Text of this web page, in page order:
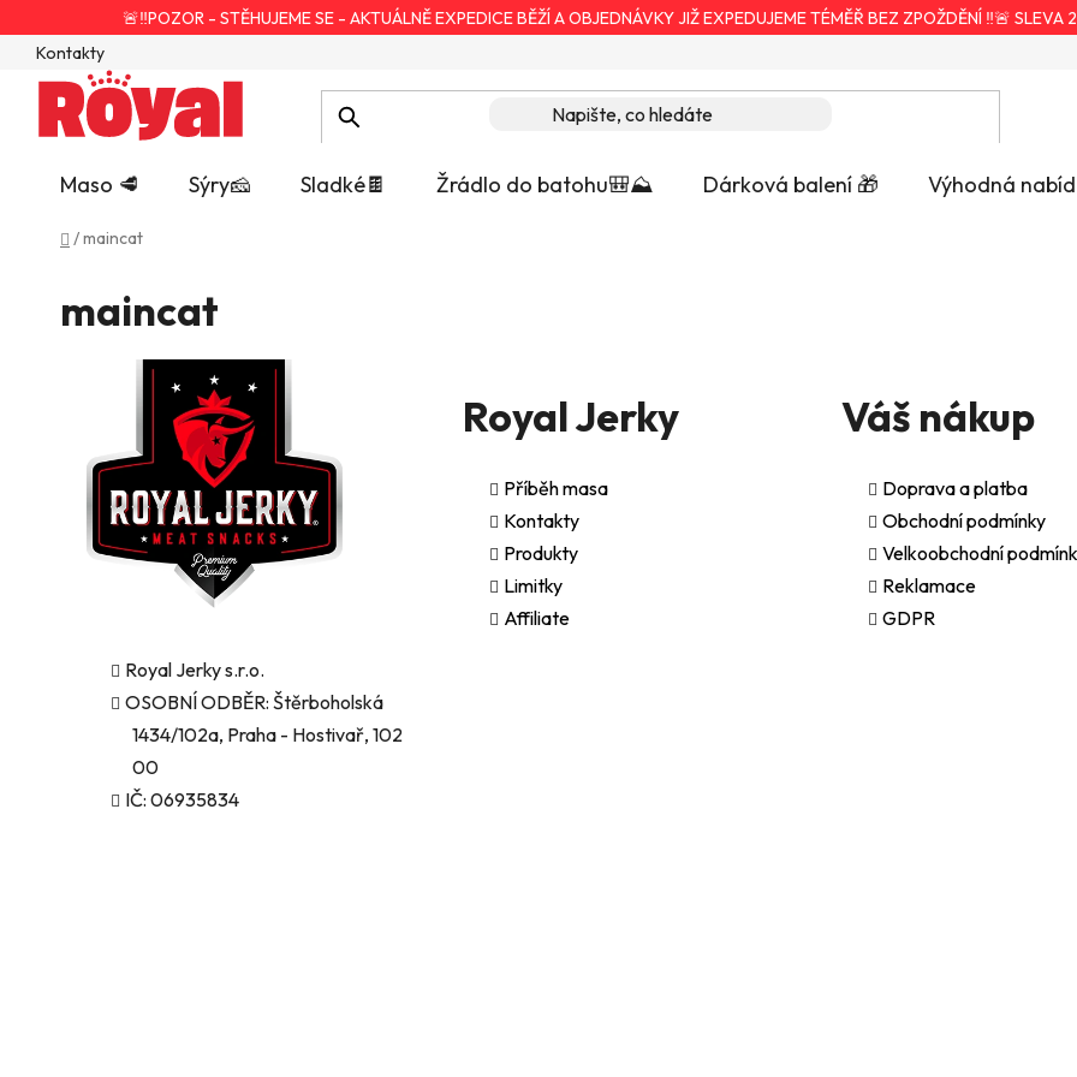
na
obsah
🚨‼️POZOR - STĚHUJEME SE - AKTUÁLNĚ EXPEDICE BĚŽÍ A OBJEDNÁVKY JIŽ EXPEDUJEME TÉMĚŘ BEZ ZPOŽDĚNÍ ‼️🚨
Kontakty
Maso 🥩 Sýry🧀 Sladké🍫 Žrádlo do batohu🎒⛰️ Dárková balení 🎁 Výhodná
Domů
/maincat
maincat
Royal Jerky s.r.o.
OSOBNÍ ODBĚR: Štěrboholská
1434/102a, Praha - Hostivař, 102
00
IČ: 06935834
Royal Jerky
Příběh masa
Kontakty
Produkty
Limitky
Affiliate
Váš nákup
Doprava a platba
Obchodní podmínky
Velkoobchodní
Reklamace
GDPR